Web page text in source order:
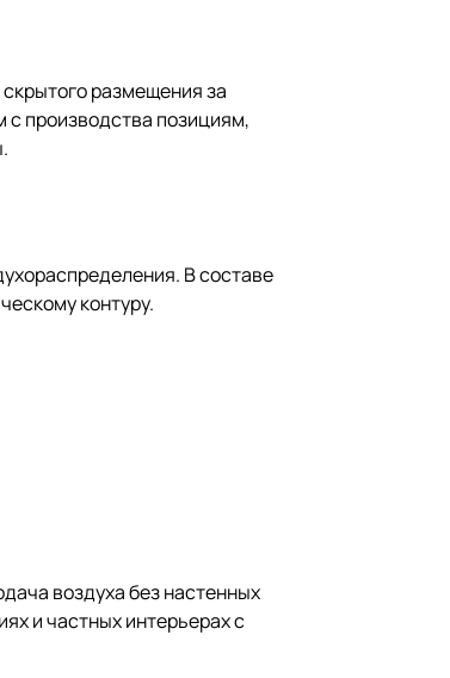
размещения за
с производства позициям,
В составе
контуру.
воздуха без настенных
и частных интерьерах с